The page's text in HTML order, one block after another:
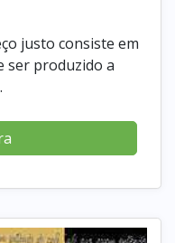
justo consiste em
ser produzido a